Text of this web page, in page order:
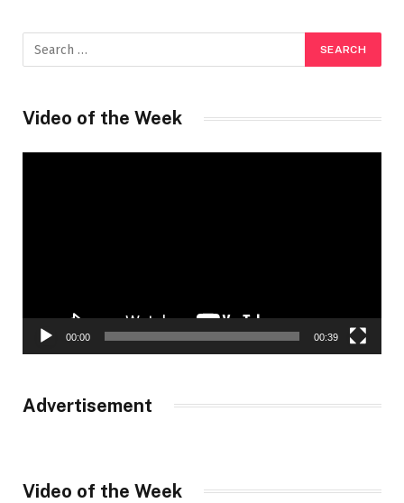
Video of the Week
00:00 00:39
Advertisement
Video of the Week